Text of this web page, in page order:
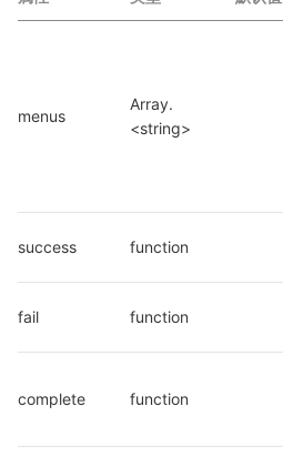
menus
Array.
<string>
success function
fail function
complete function